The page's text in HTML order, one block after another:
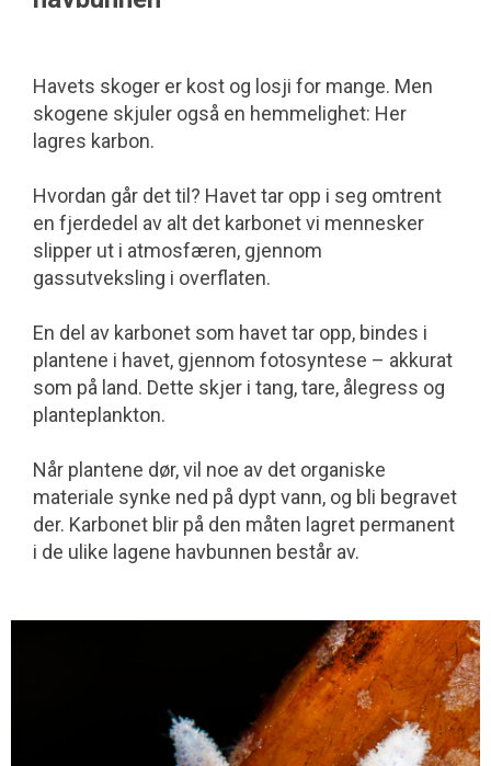
Havets skoger er kost og losji for mange. Men
skogene skjuler også en hemme­lighet: Her
lagres karbon.
Hvordan går det til? Havet tar opp i seg omtrent
en fjerdedel av alt det karbonet vi mennesker
slipper ut i atmosfæren, gjennom
gassutveksling i overflaten.
En del av karbonet som havet tar opp, bindes i
plantene i havet, gjennom foto­syntese – akkurat
som på land. Dette skjer i tang, tare, ålegress og
planteplankton.
Når plantene dør, vil noe av det organiske
materiale synke ned på dypt vann, og bli begravet
der. Karbonet blir på den måten lagret permanent
i de ulike lagene hav­bunnen består av.